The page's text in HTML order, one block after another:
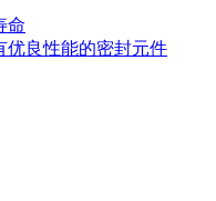
命
优良性能的密封元件